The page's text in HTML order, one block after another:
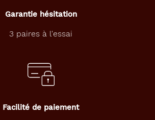
Garantie hésitation
3 paires à l'essai
Facilité de paiement